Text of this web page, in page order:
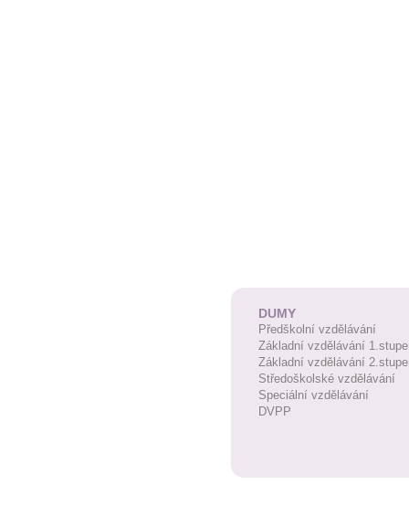
DUMY
Předškolní vzdělávání
Základní vzdělávání
Základní vzdělávání
Středoškolské vzdělávání
Speciální vzdělávání
DVPP